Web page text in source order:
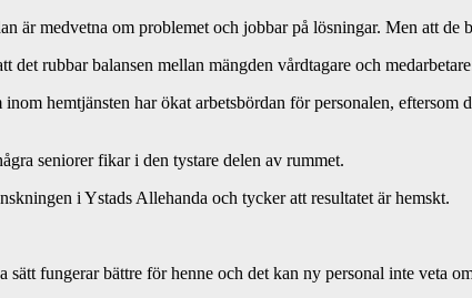
är medvetna om problemet och jobbar på lösningar. Men att de
rubbar balansen mellan mängden vårdtagare och
hemtjänsten har ökat arbetsbördan för personalen, eftersom
seniorer fikar i den tystare delen av rummet.
i Ystads Allehanda och tycker att resultatet är hemskt.
fungerar bättre för henne och det kan ny personal inte veta